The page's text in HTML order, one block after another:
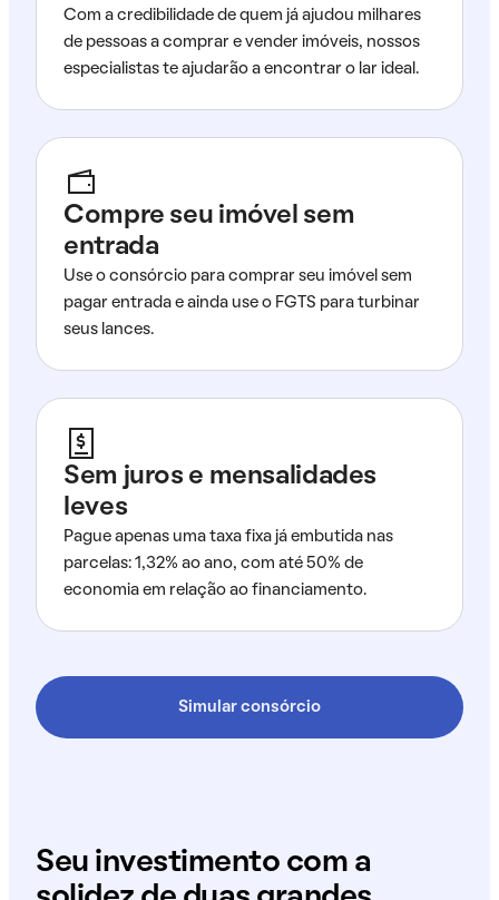
Com a credibilidade de quem já ajudou milhares
de pessoas a comprar e vender imóveis, nossos
especialistas te ajudarão a encontrar o lar ideal.
Compre seu imóvel sem
entrada
Use o consórcio para comprar seu imóvel sem
pagar entrada e ainda use o FGTS para turbinar
seus lances.
Sem juros e mensalidades
leves
Pague apenas uma taxa fixa já embutida nas
parcelas: 1,32% ao ano, com até 50% de
economia em relação ao financiamento.
Simular consórcio
Seu investimento com a